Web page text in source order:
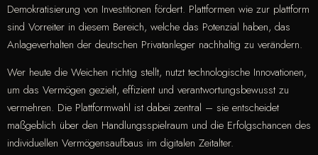
Demokratisierung von Investitionen fördert. Plattformen wie zur plattform
sind Vorreiter in diesem Bereich, welche das Potenzial haben, das
Anlageverhalten der deutschen Privatanleger nachhaltig zu verändern.
Wer heute die Weichen richtig stellt, nutzt technologische Innovationen,
um das Vermögen gezielt, effizient und verantwortungsbewusst zu
vermehren. Die Plattformwahl ist dabei zentral – sie entscheidet
maßgeblich über den Handlungsspielraum und die Erfolgschancen des
individuellen Vermögensaufbaus im digitalen Zeitalter.